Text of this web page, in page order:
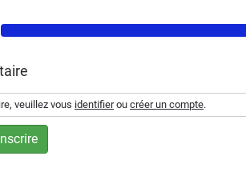
veuillez vous identifierou créer un compte.